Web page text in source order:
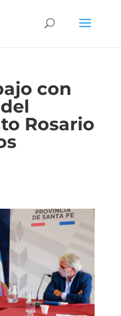
con
Rosario